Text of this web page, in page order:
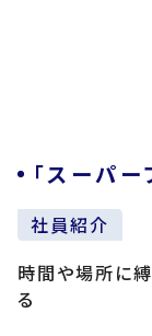
「スーパ
社員紹介
時間や場所に
る